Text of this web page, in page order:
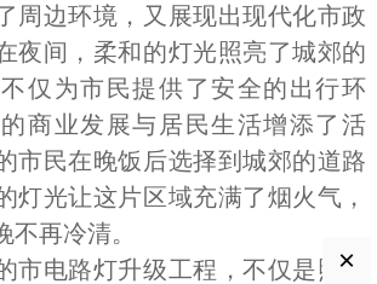
周边环境，又展现出现代化市政
夜间，柔和的灯光照亮了城郊的
仅为市民提供了安全的出行环
商业发展与居民生活增添了活
市民在晚饭后选择到城郊的道路
灯光让这片区域充满了烟火气，
再冷清。
电路灯升级工程，不仅是照明
×